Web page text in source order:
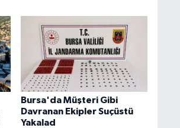
Bursa'da Müşteri Gibi
Davranan Ekipler Suçüstü
Yakalad